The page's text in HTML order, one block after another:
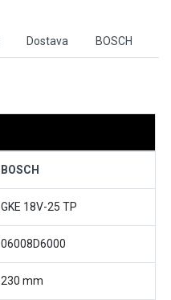
Dostava BOSCH
BOSCH
GKE 18V-25 TP
06008D6000
230 mm